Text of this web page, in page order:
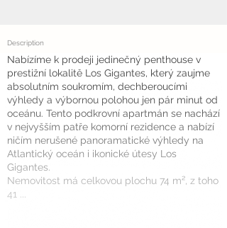
Description
Nabízíme k prodeji jedinečný penthouse v
prestižní lokalitě Los Gigantes, který zaujme
absolutním soukromím, dechberoucími
výhledy a výbornou polohou jen pár minut od
oceánu. Tento podkrovní apartmán se nachází
v nejvyšším patře komorní rezidence a nabízí
ničím nerušené panoramatické výhledy na
Atlantický oceán i ikonické útesy Los
Gigantes.
Nemovitost má celkovou plochu 74 m², z toho
41 ...